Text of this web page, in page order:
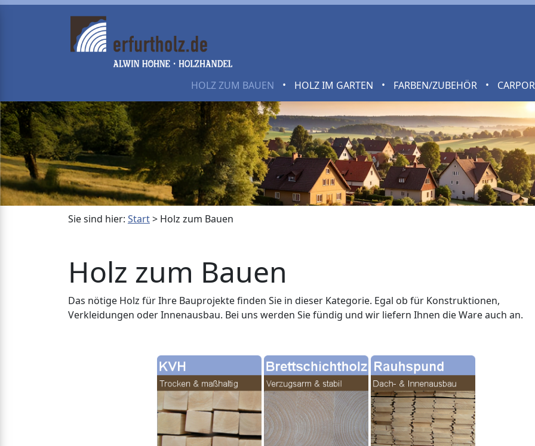
HOLZ ZUM BAUEN • HOLZ IM GARTEN • FARBEN/ZUBEHÖR •
Sie sind hier: Start> Holz zum Bauen
Holz zum Bauen
Das nötige Holz für Ihre Bauprojekte finden Sie in dieser Kategorie. Egal ob für Konstruktionen,
Verkleidungen oder Innenausbau. Bei uns werden Sie fündig und wir liefern Ihnen die Ware auch an.